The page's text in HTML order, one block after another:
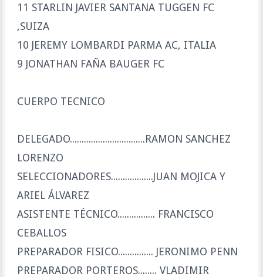
11 STARLIN JAVIER SANTANA TUGGEN FC
,SUIZA
10 JEREMY LOMBARDI PARMA AC, ITALIA
9 JONATHAN FAÑA BAUGER FC
CUERPO TECNICO
DELEGADO................................RAMON SANCHEZ
LORENZO
SELECCIONADORES..................JUAN MOJICA Y
ARIEL ÁLVAREZ
ASISTENTE TÉCNICO................ FRANCISCO
CEBALLOS
PREPARADOR FISICO............... JERONIMO PENN
PREPARADOR PORTEROS........ VLADIMIR